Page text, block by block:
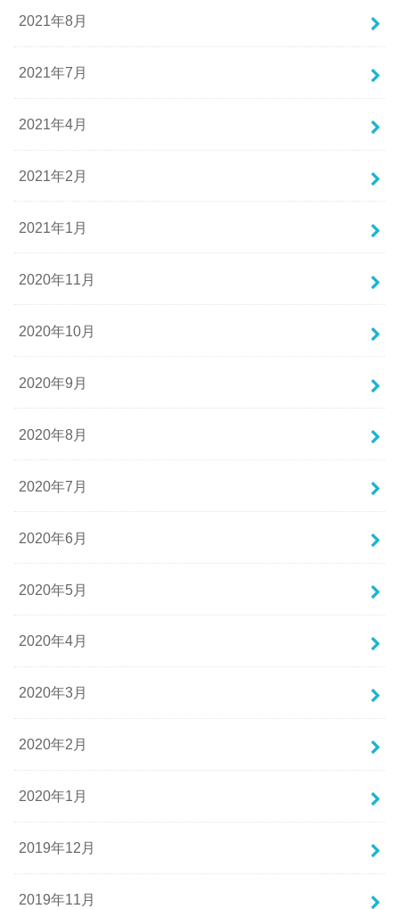
2021年8月
2021年7月
2021年4月
2021年2月
2021年1月
2020年11月
2020年10月
2020年9月
2020年8月
2020年7月
2020年6月
2020年5月
2020年4月
2020年3月
2020年2月
2020年1月
2019年12月
2019年11月